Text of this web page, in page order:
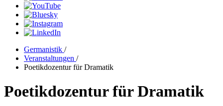
Germanistik /
Veranstaltungen /
Poetikdozentur für Dramatik
Poetikdozentur für Dramatik